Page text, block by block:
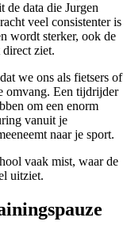
de data die Jurgen
veel consistenter is
wordt sterker, ook de
ziet.
we ons als fietsers of
omvang. Een tijdrijder
om een enorm
vanuit je
naar je sport.
vaak mist, waar de
uitziet.